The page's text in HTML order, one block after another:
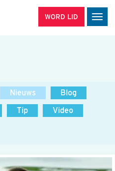
WORD LID
Nieuws
Blog
Tip
Video